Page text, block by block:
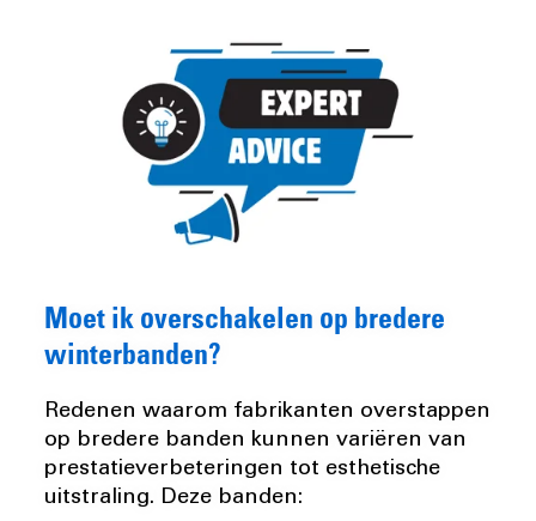
Moet ik overschakelen op bredere
winterbanden?
Redenen waarom fabrikanten overstappen
op bredere banden kunnen variëren van
prestatieverbeteringen tot esthetische
uitstraling. Deze banden: